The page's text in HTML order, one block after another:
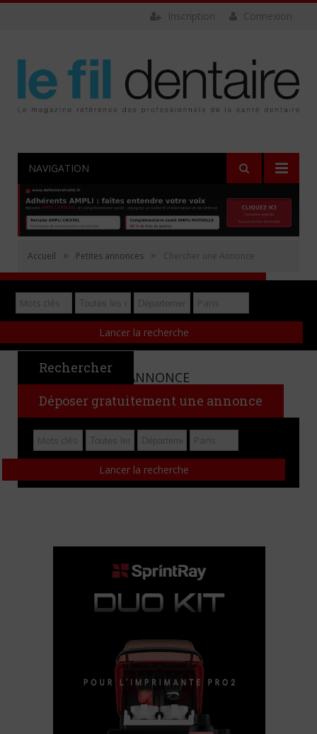
Connexion
Inscription
NAVIGATION
Accueil » Petites annonces » Chercher une Annonce
Rechercher
Déposer gratuitement une annonce
CHERCHER UNE ANNONCE
Rechercher
Déposer gratuitement une annonce